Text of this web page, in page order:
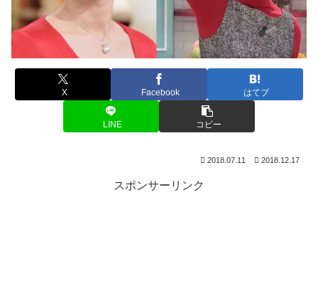
X Facebook はてブ
LINE コピー
2018.07.11 2018.12.17
スポンサーリンク